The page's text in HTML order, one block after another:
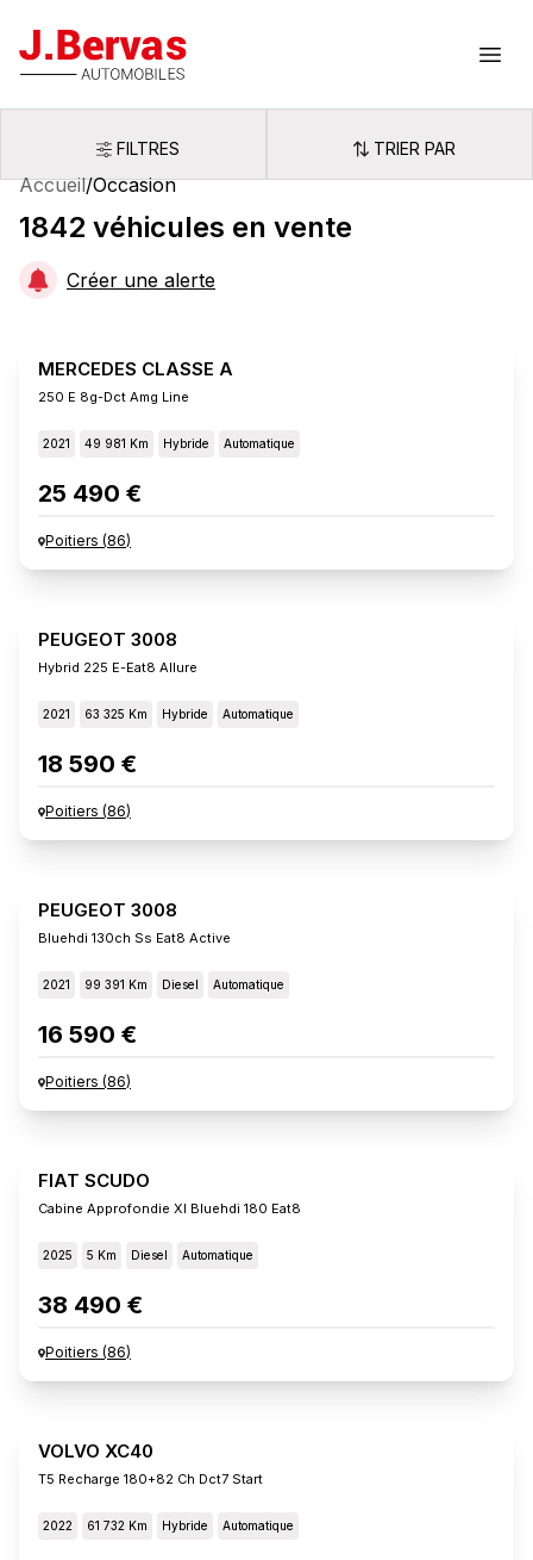
J.Bervas
Filtres
FILTRES Trier par
TRIER PAR
Accueil/Occasion
1842 véhicules en vente
Créer une alerte
MERCEDES CLASSE A
250 E 8g-Dct Amg Line
2021 49 981 Km Hybride Automatique
25 490 €
Poitiers (86)
PEUGEOT 3008
Hybrid 225 E-Eat8 Allure
2021 63 325 Km Hybride Automatique
18 590 €
Poitiers (86)
PEUGEOT 3008
Bluehdi 130ch Ss Eat8 Active
2021 99 391 Km Diesel Automatique
16 590 €
Poitiers (86)
FIAT SCUDO
Cabine Approfondie Xl Bluehdi 180 Eat8
2025 5 Km Diesel Automatique
38 490 €
Poitiers (86)
VOLVO XC40
T5 Recharge 180+82 Ch Dct7 Start
2022 61 732 Km Hybride Automatique